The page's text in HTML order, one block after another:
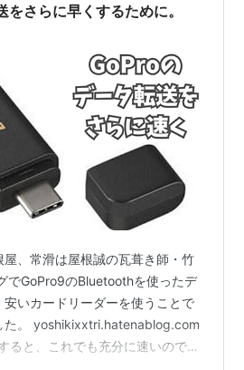
さらに早くするために。
屋、常滑は屋根誠の瓦葺き師・竹
でGoPro9のBluetoothを使ったデ
いカードリーダーを使うことで
た。 yoshikixxtri.hatenablog.com
ると、これでも充分に速いのです